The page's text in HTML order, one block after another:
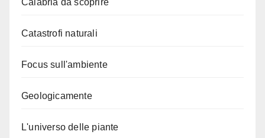
Catastrofi naturali
Focus sull'ambiente
Geologicamente
L'universo delle piante